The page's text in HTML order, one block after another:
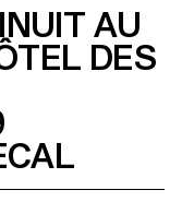
AU
DES